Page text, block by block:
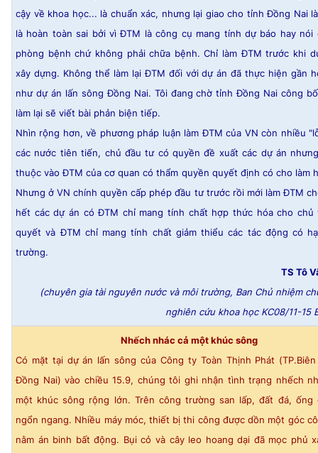
cậy về khoa học... là chuẩn xác, nhưng lại giao cho tỉnh Đồng Nai
là hoàn toàn sai bởi vì ĐTM là công cụ mang tính dự báo hay nói
phòng bệnh chứ không phải chữa bệnh. Chỉ làm ĐTM trước khi
xây dựng. Không thể làm lại ĐTM đối với dự án đã thực hiện gần
như dự án lấn sông Đồng Nai. Tôi đang chờ tỉnh Đồng Nai công
làm lại sẽ viết bài phản biện tiếp.
Nhìn rộng hơn, về phương pháp luận làm ĐTM của VN còn nhiều
các nước tiên tiến, chủ đầu tư có quyền đề xuất các dự án
thuộc vào ĐTM của cơ quan có thẩm quyền quyết định có cho làm
Nhưng ở VN chính quyền cấp phép đầu tư trước rồi mới làm ĐTM
hết các dự án có ĐTM chỉ mang tính chất hợp thức hóa cho chủ
quyết và ĐTM chỉ mang tính chất giảm thiểu các tác động có
trường.
TS Tô
(chuyên gia tài nguyên nước và môi trường, Ban Chủ nhiệm
nghiên cứu khoa học KC08/11-15
Nhếch nhác cả một khúc sông
Có mặt tại dự án lấn sông của Công ty Toàn Thịnh Phát
Đồng Nai) vào chiều 15.9, chúng tôi ghi nhận tình trạng nhếch
một khúc sông rộng lớn. Trên công trường san lấp, đất đá, ống
ngổn ngang. Nhiều máy móc, thiết bị thi công được dồn một góc
nằm án binh bất động. Bụi cỏ và cây leo hoang dại đã mọc phủ